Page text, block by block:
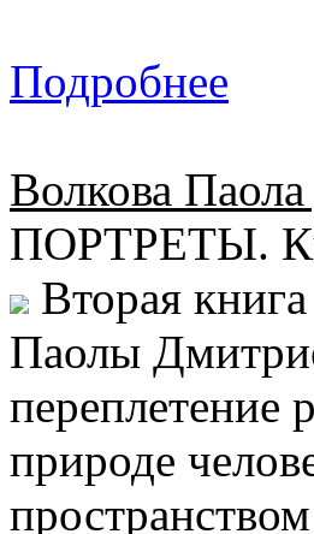
Подробнее
Волкова
ПОРТРЕТЫ.
Вторая
Паолы
переплетение
природе